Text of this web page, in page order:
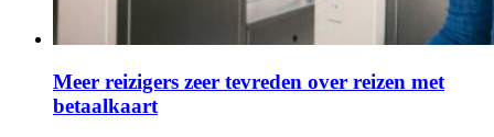
Meer reizigers zeer tevreden over reizen met
betaalkaart